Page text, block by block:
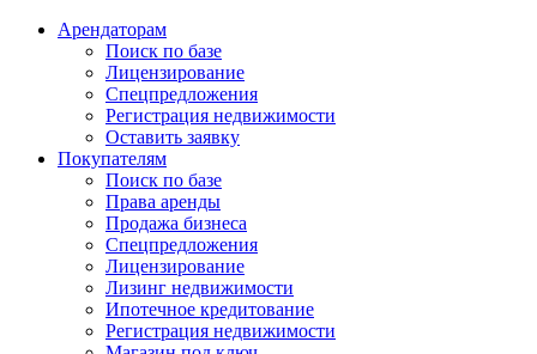
Арендаторам
Поиск по базе
Лицензирование
Спецпредложения
Регистрация недвижимости
Оставить заявку
Покупателям
Поиск по базе
Права аренды
Продажа бизнеса
Спецпредложения
Лицензирование
Лизинг недвижимости
Ипотечное кредитование
Регистрация недвижимости